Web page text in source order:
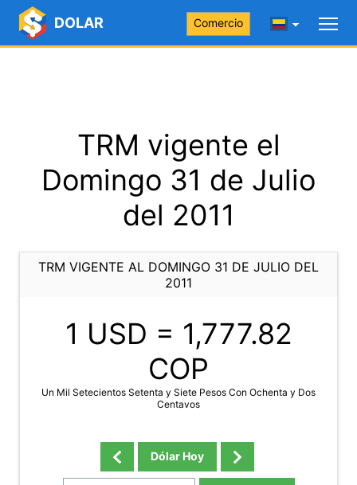
DOLAR Comercio
TRM vigente el
Domingo 31 de Julio
del 2011
TRM VIGENTE AL DOMINGO 31 DE JULIO DEL
2011
1 USD = 1,777.82
COP
Un Mil Setecientos Setenta y Siete Pesos Con Ochenta y Dos
Centavos
Dólar Hoy